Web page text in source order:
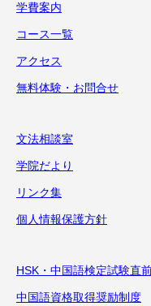
学費案内
コース一覧
アクセス
無料体験・お問合せ
文法相談室
学院だより
リンク集
個人情報保護方針
HSK・中国語検定試験直
中国語資格取得奨励制度